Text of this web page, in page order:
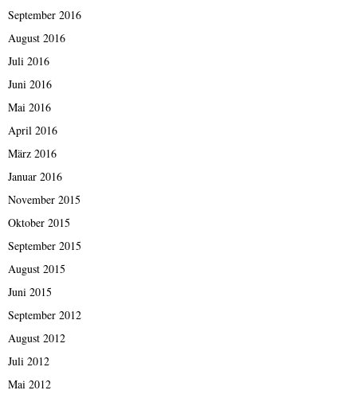
September 2016
August 2016
Juli 2016
Juni 2016
Mai 2016
April 2016
März 2016
Januar 2016
November 2015
Oktober 2015
September 2015
August 2015
Juni 2015
September 2012
August 2012
Juli 2012
Mai 2012